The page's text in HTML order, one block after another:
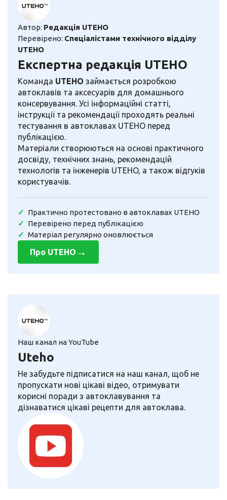
Автор: Редакція UTEHO
Перевірено: Спеціалістами технічного відділу
UTEHO
Експертна редакція UTEHO
Команда UTEHO займається розробкою
автоклавів та аксесуарів для домашнього
консервування. Усі інформаційні статті,
інструкції та рекомендації проходять реальні
тестування в автоклавах UTEHO перед
публікацією.
Матеріали створюються на основі практичного
досвіду, технічних знань, рекомендацій
технологів та інженерів UTEHO, а також відгуків
користувачів.
Практично протестовано в автоклавах UTEHO
Перевірено перед публікацією
Матеріал регулярно оновлюється
Про UTEHO →
Наш канал на YouTube
Uteho
Не забудьте підписатися на наш канал, щоб не
пропускати нові цікаві відео, отримувати
корисні поради з автоклавування та
дізнаватися цікаві рецепти для автоклава.